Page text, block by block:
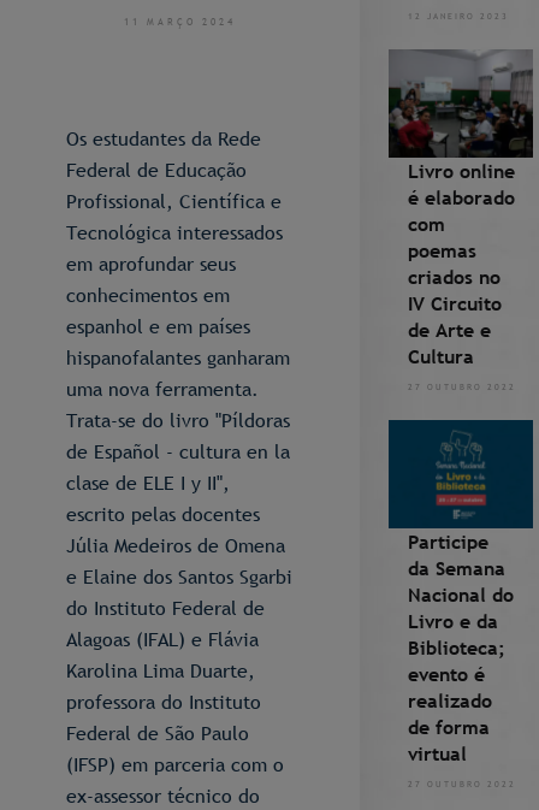
11 MARÇO 2024
Os estudantes da Rede
Federal de Educação
Profissional, Científica e
Tecnológica interessados
em aprofundar seus
conhecimentos em
espanhol e em países
hispanofalantes ganharam
uma nova ferramenta.
Trata-se do livro "Píldoras
de Español - cultura en la
clase de ELE I y II",
escrito pelas docentes
Júlia Medeiros de Omena
e Elaine dos Santos Sgarbi
do Instituto Federal de
Alagoas (IFAL) e Flávia
Karolina Lima Duarte,
professora do Instituto
Federal de São Paulo
(IFSP) em parceria com o
ex-assessor técnico do
12 JANEIRO 2023
Livro online
é elaborado
com
poemas
criados no
IV Circuito
de Arte e
Cultura
27 OUTUBRO 2022
Participe
da Semana
Nacional do
Livro e da
Biblioteca;
evento é
realizado
de forma
virtual
27 OUTUBRO 2022